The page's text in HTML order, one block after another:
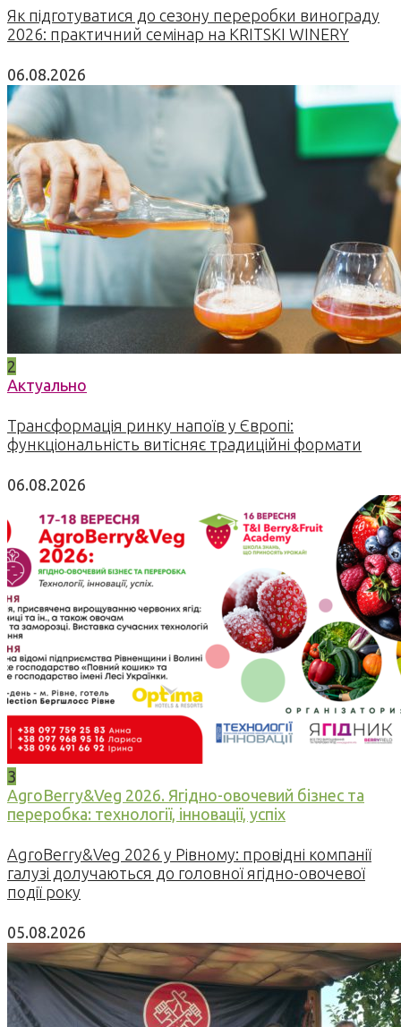
Як підготуватися до сезону переробки винограду
2026: практичний семінар на KRITSKI WINERY
06.08.2026
2
Актуально
Трансформація ринку напоїв у Європі:
функціональність витісняє традиційні формати
06.08.2026
3
AgroBerry&Veg 2026. Ягідно-овочевий бізнес та
переробка: технології, інновації, успіх
AgroBerry&Veg 2026 у Рівному: провідні компанії
галузі долучаються до головної ягідно-овочевої
події року
05.08.2026